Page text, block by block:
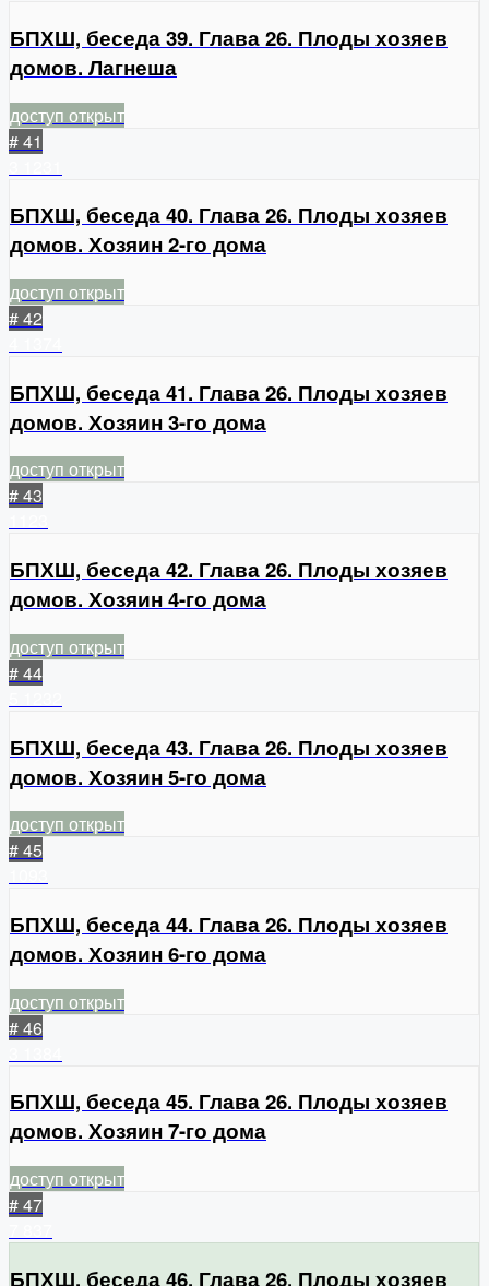
БПХШ, беседа 39. Глава 26. Плоды хозяев
домов. Лагнеша
доступ открыт
# 41
БПХШ, беседа 40. Глава 26. Плоды хозяев
домов. Хозяин 2-го дома
доступ открыт
# 42
БПХШ, беседа 41. Глава 26. Плоды хозяев
домов. Хозяин 3-го дома
доступ открыт
# 43
БПХШ, беседа 42. Глава 26. Плоды хозяев
домов. Хозяин 4-го дома
доступ открыт
# 44
БПХШ, беседа 43. Глава 26. Плоды хозяев
домов. Хозяин 5-го дома
доступ открыт
# 45
БПХШ, беседа 44. Глава 26. Плоды хозяев
домов. Хозяин 6-го дома
доступ открыт
# 46
БПХШ, беседа 45. Глава 26. Плоды хозяев
домов. Хозяин 7-го дома
доступ открыт
# 47
БПХШ, беседа 46. Глава 26. Плоды хозяев